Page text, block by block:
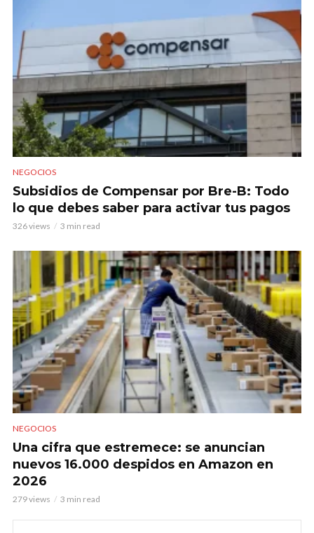
NEGOCIOS
Subsidios de Compensar por Bre-B: Todo
lo que debes saber para activar tus pagos
326 views 3 min read
NEGOCIOS
Una cifra que estremece: se anuncian
nuevos 16.000 despidos en Amazon en
2026
279 views 3 min read